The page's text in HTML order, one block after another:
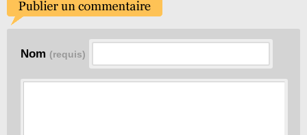
Nom (requis)